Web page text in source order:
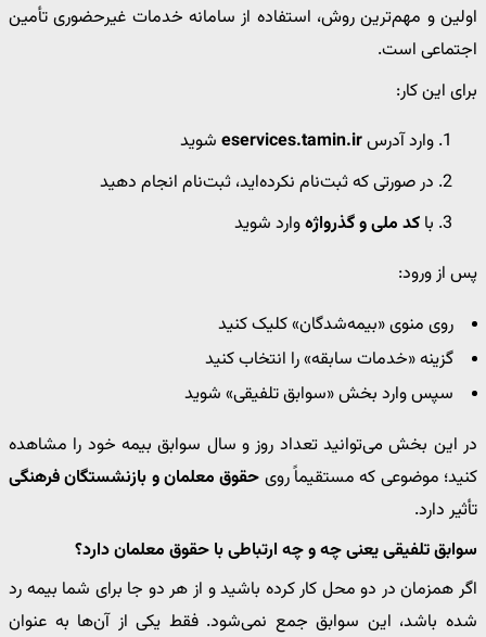
اولین و مهم‌ترین روش، استفاده از سامانه خدمات غیرحضوری تأمین
اجتماعی است.
برای این کار:
وارد آدرسeservices.tamin.ir شوید
در صورتی که ثبت‌نام نکرده‌اید، ثبت‌نام انجام دهید
با کد ملی و گذرواژهوارد شوید
پس از ورود:
روی منوی «بیمه‌شدگان» کلیک کنید
گزینه «خدمات سابقه» را انتخاب کنید
سپس وارد بخش «سوابق تلفیقی» شوید
در این بخش می‌توانید تعداد روز و سال سوابق بیمه خود را مشاهده
کنید؛ موضوعی که مستقیماً روی حقوق معلمان و بازنشستگان فرهنگی
تأثیر دارد.
سوابق تلفیقی یعنی چه و چه ارتباطی با حقوق معلمان دارد؟
اگر همزمان در دو محل کار کرده باشید و از هر دو جا برای شما بیمه رد
شده باشد، این سوابق جمع نمی‌شود. فقط یکی از آن‌ها به عنوان